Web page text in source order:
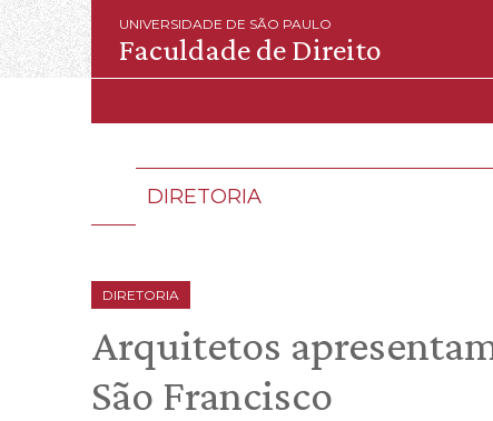
UNIVERSIDADE DE SÃO PAULO
Faculdade de Direito
DIRETORIA
DIRETORIA
Arquitetos
São Francisco